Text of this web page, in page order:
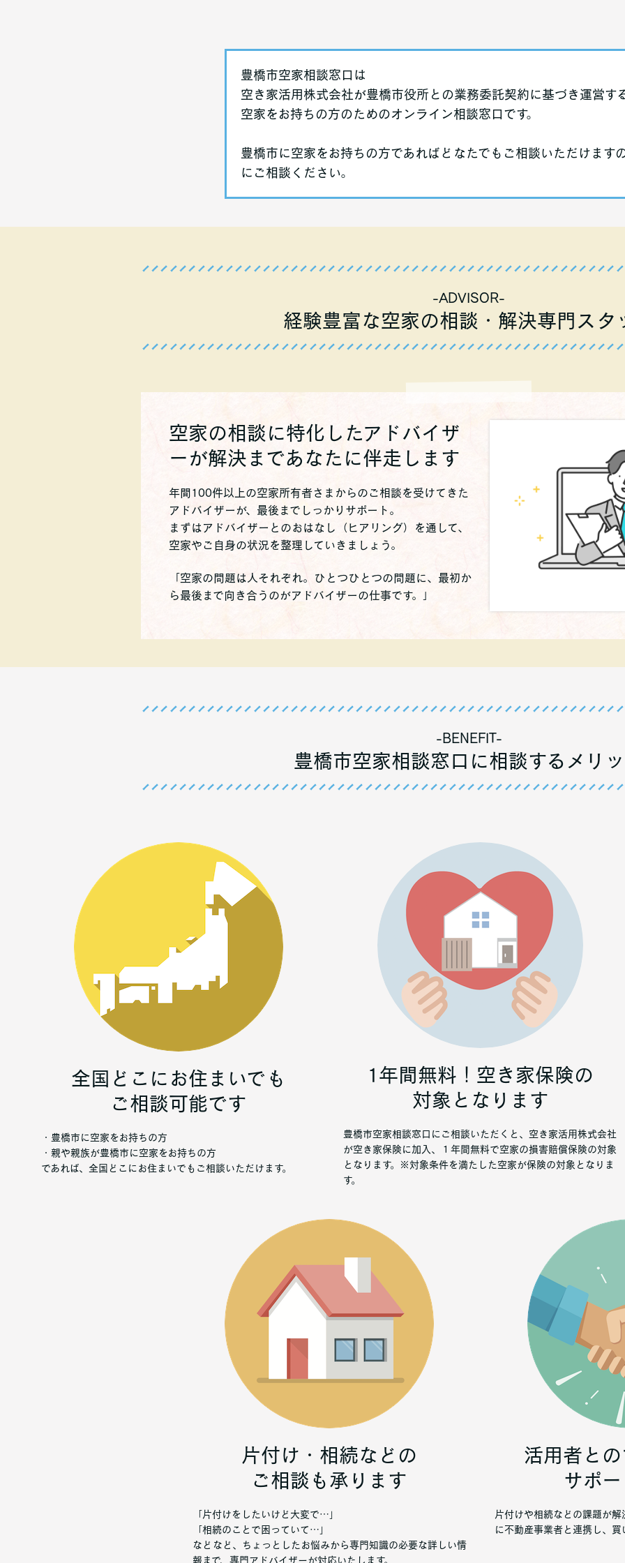
豊橋市空家相談窓口は
空き家活用株式会社が豊橋市役所との業務委託契約に基づき運営す
空家をお持ちの方のためのオンライン相談窓口です。
豊橋市に空家をお持ちの方であればどなたでもご相談いただけます
にご相談ください。
-ADVISOR-
経験豊富な空家の相談・解決専門スタ
空家の相談に特化したアドバイザ
ーが解決まであなたに伴走します
年間100件以上の空家所有者さまからのご相談を受けてきた
アドバイザーが、 最後までしっかりサポート。
まずはアドバイザーとのおはなし（ヒアリング）を通して、
空家やご自身の状況を整理していきましょう。
「空家の問題は人それぞれ。ひとつひとつの問題に、最初か
ら最後まで向き合うのがアドバイザーの仕事です。」
-BENEFIT-
豊橋市空家相談窓口に相談するメリ
全国どこにお住まいでも
ご相談可能です
・豊橋市に空家をお持ちの方
・親や親族が豊橋市に空家をお持ちの方
であれば、全国どこにお住まいでもご相談いただけます。
1年間無料！空き家保険の
対象となります
豊橋市空家相談窓口にご相談いただくと、空き家活用株式会社
が空き家保険に加入、１年間無料で空家の損害賠償保険の対象
となります。※対象条件を満たした空家が保険の対象となりま
す。
片付け・相続などの
ご相談も承ります
「片付けをしたいけど大変で…」
「相続のことで困っていて…」
などなど、ちょっとしたお悩みから専門知識の必要な詳しい情
報まで、専門アドバイザーが対応いたします。
活用者と
サポ
片付けや相続などの課題が
に不動産事業者と連携し、